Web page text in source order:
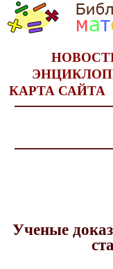
КАРТА САЙТА
Ученые